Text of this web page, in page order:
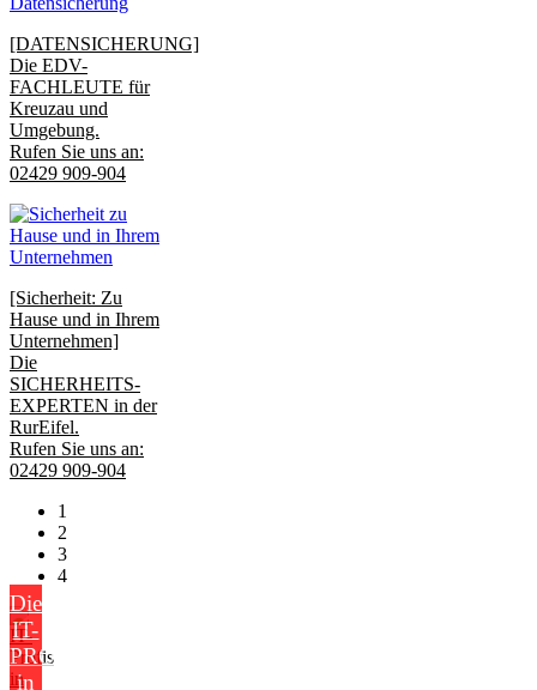
[DATENSICHERUNG]
Die EDV-
FACHLEUTE für
Kreuzau und
Umgebung.
Rufen Sie uns an:
02429 909-904
[Sicherheit: Zu
Hause und in Ihrem
Unternehmen]
Die
SICHERHEITS-
EXPERTEN in der
RurEifel.
Rufen Sie uns an:
02429 909-904
1
2
3
4
Die
IT-
PROFIS
in